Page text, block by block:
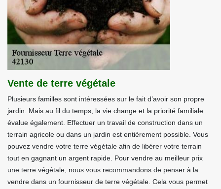
Vente de terre végétale
Plusieurs familles sont intéressées sur le fait d’avoir son propre
jardin. Mais au fil du temps, la vie change et la priorité familiale
évalue également. Effectuer un travail de construction dans un
terrain agricole ou dans un jardin est entièrement possible. Vous
pouvez vendre votre terre végétale afin de libérer votre terrain
tout en gagnant un argent rapide. Pour vendre au meilleur prix
une terre végétale, nous vous recommandons de penser à la
vendre dans un fournisseur de terre végétale. Cela vous permet